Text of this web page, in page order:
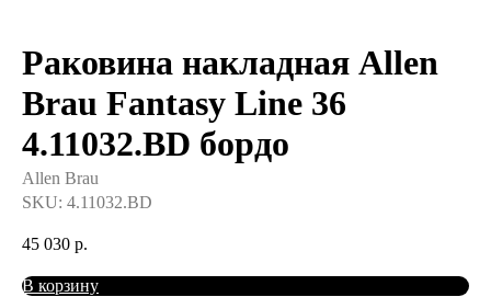
Раковина накладная Allen
Brau Fantasy Line 36
4.11032.BD бордо
Allen Brau
SKU: 4.11032.BD
45 030 р.
В корзину